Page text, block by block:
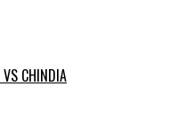
CHINDIA